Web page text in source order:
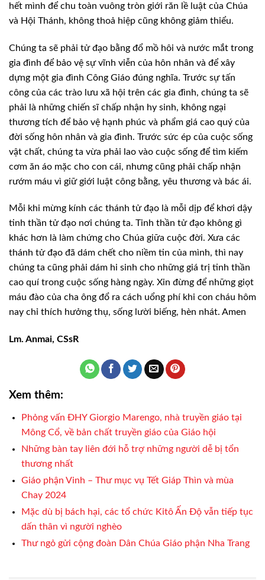
hết mình để chu toàn vuông tròn giới răn lề luật của Chúa
và Hội Thánh, không thoả hiệp cũng không giảm thiểu.
Chúng ta sẽ phải tử đạo bằng đổ mồ hôi và nước mắt trong
gia đình để bảo vệ sự vĩnh viễn của hôn nhân và để xây
dựng một gia đình Công Giáo đúng nghĩa. Trước sự tấn
công của các trào lưu xã hội trên các gia đình, chúng ta sẽ
phải là những chiến sĩ chấp nhận hy sinh, không ngại
thương tích để bảo vệ hạnh phúc và phẩm giá cao quý của
đời sống hôn nhân và gia đình. Trước sức ép của cuộc sống
vật chất, chúng ta vừa phải lao vào cuộc sống để tìm kiếm
cơm ăn áo mặc cho con cái, nhưng cũng phải chấp nhận
rướm máu vì giữ giới luật công bằng, yêu thương và bác ái.
Mỗi khi mừng kính các thánh tử đạo là mỗi dịp để khơi dậy
tinh thần tử đạo nơi chúng ta. Tinh thần tử đạo không gì
khác hơn là làm chứng cho Chúa giữa cuộc đời. Xưa các
thánh tử đạo đã dám chết cho niềm tin của mình, thì nay
chúng ta cũng phải dám hi sinh cho những giá trị tinh thần
cao quí trong cuộc sống hàng ngày. Xin đừng để những giọt
máu đào của cha ông đổ ra cách uổng phí khi con cháu hôm
nay chỉ thích hưởng thụ, sống lười biếng, hèn nhát. Amen
Lm. Anmai, CSsR
Xem thêm:
Phỏng vấn ĐHY Giorgio Marengo, nhà truyền giáo tại
Mông Cổ, về bản chất truyền giáo của Giáo hội
Những bàn tay liên đới hỗ trợ những người dễ bị tổn
thương nhất
Giáo phận Vinh – Thư mục vụ Tết Giáp Thìn và mùa
Chay 2024
Mặc dù bị bách hại, các tổ chức Kitô Ấn Độ vẫn tiếp tục
dấn thân vì người nghèo
Thư ngỏ gửi cộng đoàn Dân Chúa Giáo phận Nha Trang